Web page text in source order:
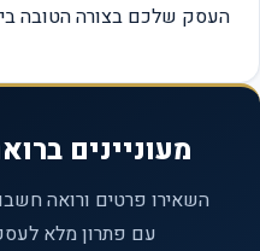
העסק שלכם בצורה הטובה
מעוניינים
השאירו פרטים ורואה
עם פתרון מלא